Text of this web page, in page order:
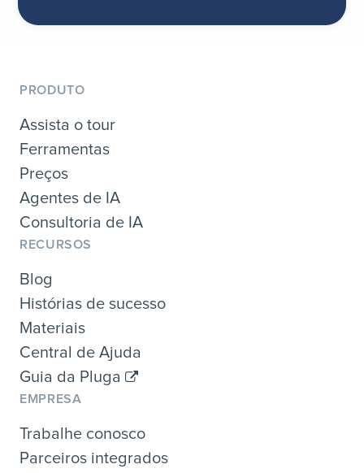
PRODUTO
Assista o tour
Ferramentas
Preços
Agentes de IA
Consultoria de IA
RECURSOS
Blog
Histórias de sucesso
Materiais
Central de Ajuda
Guia da Pluga
EMPRESA
Trabalhe conosco
Parceiros integrados